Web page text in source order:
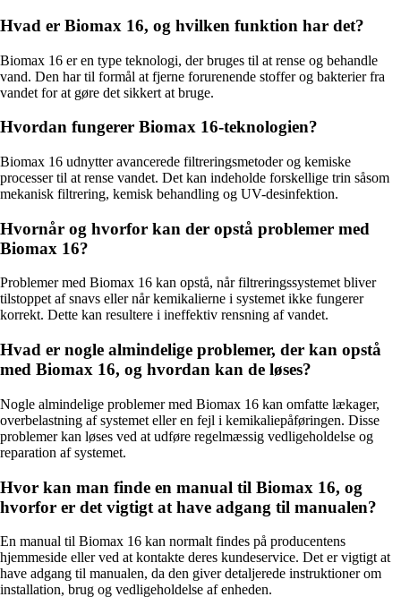
Hvad er Biomax 16, og hvilken funktion har det?
Biomax 16 er en type teknologi, der bruges til at rense og behandle
vand. Den har til formål at fjerne forurenende stoffer og bakterier fra
vandet for at gøre det sikkert at bruge.
Hvordan fungerer Biomax 16-teknologien?
Biomax 16 udnytter avancerede filtreringsmetoder og kemiske
processer til at rense vandet. Det kan indeholde forskellige trin såsom
mekanisk filtrering, kemisk behandling og UV-desinfektion.
Hvornår og hvorfor kan der opstå problemer med
Biomax 16?
Problemer med Biomax 16 kan opstå, når filtreringssystemet bliver
tilstoppet af snavs eller når kemikalierne i systemet ikke fungerer
korrekt. Dette kan resultere i ineffektiv rensning af vandet.
Hvad er nogle almindelige problemer, der kan opstå
med Biomax 16, og hvordan kan de løses?
Nogle almindelige problemer med Biomax 16 kan omfatte lækager,
overbelastning af systemet eller en fejl i kemikaliepåføringen. Disse
problemer kan løses ved at udføre regelmæssig vedligeholdelse og
reparation af systemet.
Hvor kan man finde en manual til Biomax 16, og
hvorfor er det vigtigt at have adgang til manualen?
En manual til Biomax 16 kan normalt findes på producentens
hjemmeside eller ved at kontakte deres kundeservice. Det er vigtigt at
have adgang til manualen, da den giver detaljerede instruktioner om
installation, brug og vedligeholdelse af enheden.